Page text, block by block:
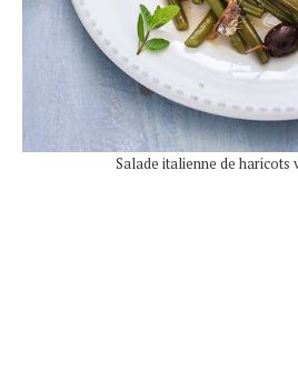
Salade italienne de haricots